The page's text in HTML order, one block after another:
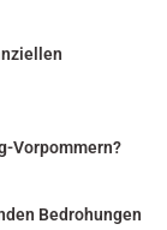
Vorpommern?
Bedrohungen